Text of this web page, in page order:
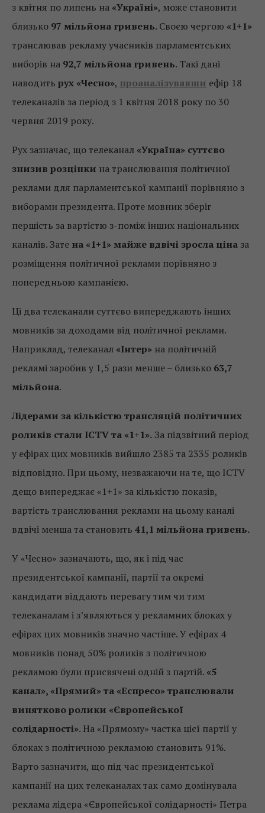
з квітня по липень на «Україні», може становити
близько 97 мільйона гривень. Своєю чергою «1+1»
транслював рекламу учасників парламентських
виборів на 92,7 мільйона гривень. Такі дані
наводить рух «Чесно», проаналізувавши ефір 18
телеканалів за період з 1 квітня 2018 року по 30
червня 2019 року.
Рух зазначає, що телеканал «Україна» суттєво
знизив розцінки на транслювання політичної
реклами для парламентської кампанії порівняно з
виборами президента. Проте мовник зберіг
першість за вартістю з-поміж інших національних
каналів. Зате на «1+1» майже вдвічі зросла ціна за
розміщення політичної реклами порівняно з
попередньою кампанією.
Ці два телеканали суттєво випереджають інших
мовників за доходами від політичної реклами.
Наприклад, телеканал «Інтер» на політичній
рекламі заробив у 1,5 рази менше – близько 63,7
мільйона.
Лідерами за кількістю трансляцій політичних
роликів стали ICTVта «1+1».За підзвітний період
у ефірах цих мовників вийшло 2385 та 2335 роликів
відповідно. При цьому, незважаючи на те, що ICTV
дещо випереджає «1+1» за кількістю показів,
вартість транслювання реклами на цьому каналі
вдвічі менша та становить 41,1 мільйона гривень.
У «Чесно» зазначають, що, як і під час
президентської кампанії, партії та окремі
кандидати віддають перевагу тим чи тим
телеканалам і з’являються у рекламних блоках у
ефірах цих мовників значно частіше. У ефірах 4
мовників понад 50% роликів з політичною
рекламою були присвячені одній з партій. «5
канал», «Прямий» та «Еспресо» транслювали
винятково ролики «Європейської
солідарності». На «Прямому» частка цієї партії у
блоках з політичною рекламою становить 91%.
Варто зазначити, що під час президентської
кампанії на цих телеканалах так само домінувала
реклама лідера «Європейської солідарності» Петра